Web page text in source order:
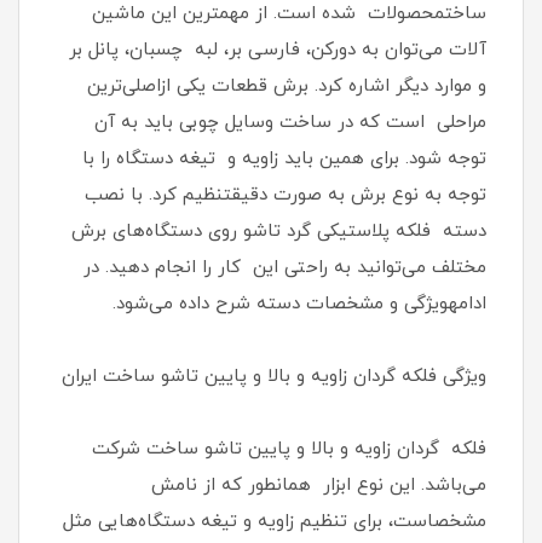
ساختمحصولات شده است. از مهمترین این ماشین
آلات ‌می‌توان به دورکن، فارسی بر، لبه چسبان، پانل بر
و موارد دیگر اشاره کرد. برش قطعات یکی ازاصلی‌ترین
مراحلی است که در ساخت وسایل چوبی باید به آن
توجه شود. برای همین باید زاویه و تیغه دستگاه را با
توجه به نوع برش به صورت دقیقتنظیم کرد. با نصب
دسته فلکه پلاستیکی گرد تاشو روی دستگاه‌های برش
مختلف می‌توانید به راحتی این کار را انجام دهید. در
ادامهویژگی و مشخصات دسته شرح داده می‌شود.
ویژگی فلکه گردان زاویه و بالا و پایین تاشو ساخت ایران
فلکه گردان زاویه و بالا و پایین تاشو ساخت شرکت
می‌باشد. این نوع ابزار همانطور که از نامش
مشخصاست، برای تنظیم زاویه و تیغه دستگاه‌هایی مثل